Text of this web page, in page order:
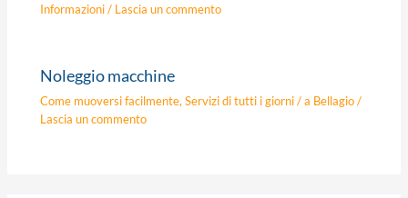
Informazioni/ Lascia un commento
Noleggio macchine
Come muoversi facilmente,Servizi di tutti i giorni/a Bellagio/
Lascia un commento